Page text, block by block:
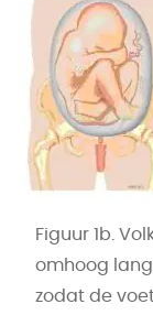
Figuur 1b.
omhoog
zodat de